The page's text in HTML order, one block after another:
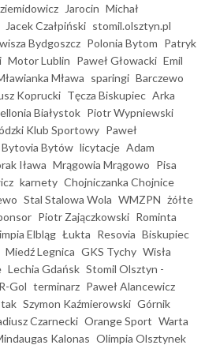
Jarocin Michał
Jacek Czałpiński stomil.olsztyn.pl
Bydgoszcz Polonia Bytom Patryk
Motor Lublin Paweł Głowacki Emil
Mława sparingi Barczewo
Koprucki Tęcza Biskupiec Arka
Białystok Piotr Wypniewski
Klub Sportowy Paweł
Bytovia Bytów licytacje Adam
Iława Mrągowia Mrągowo Pisa
karnety Chojniczanka Chojnice
Stal Stalowa Wola WMZPN żółte
Piotr Zajączkowski Rominta
Elbląg Łukta Resovia Biskupiec
Miedź Legnica GKS Tychy Wisła
Lechia Gdańsk Stomil Olsztyn -
R-Gol terminarz Paweł Alancewicz
Szymon Kaźmierowski Górnik
Czarnecki Orange Sport Warta
Kalonas Olimpia Olsztynek